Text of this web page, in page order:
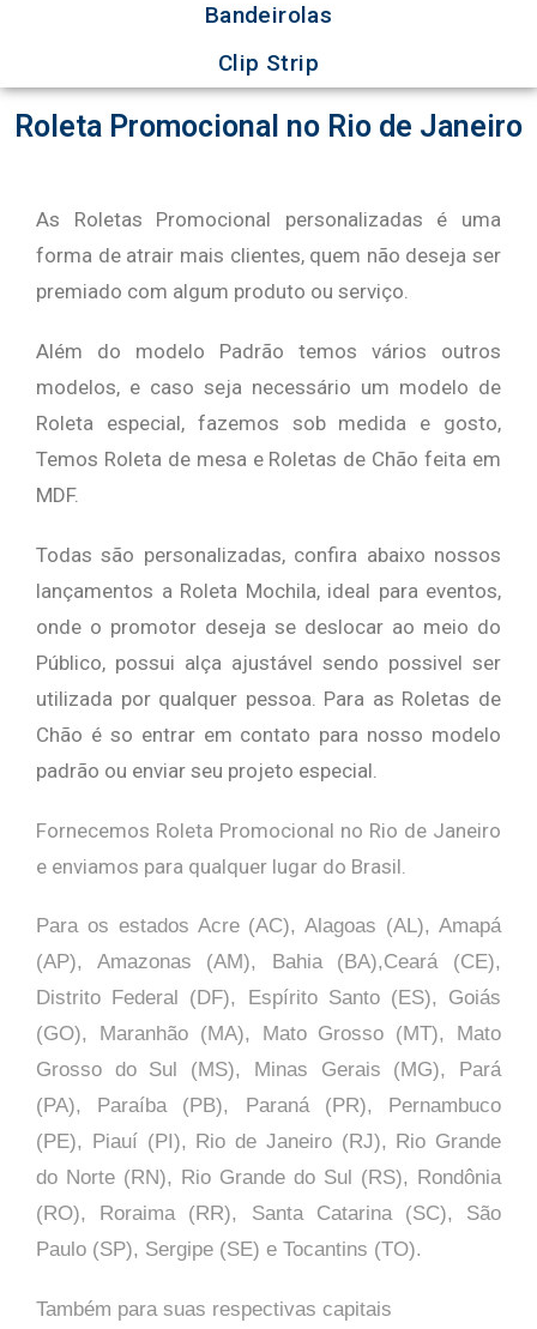
Bandeirolas
Clip Strip
Roleta Promocional no Rio de Janeiro
As Roletas Promocional personalizadas é uma
forma de atrair mais clientes, quem não deseja ser
premiado com algum produto ou serviço.
Além do modelo Padrão temos vários outros
modelos, e caso seja necessário um modelo de
Roleta especial, fazemos sob medida e gosto,
Temos Roleta de mesa e Roletas de Chão feita em
MDF.
Todas são personalizadas, confira abaixo nossos
lançamentos a Roleta Mochila, ideal para eventos,
onde o promotor deseja se deslocar ao meio do
Público, possui alça ajustável sendo possivel ser
utilizada por qualquer pessoa. Para as Roletas de
Chão é so entrar em contato para nosso modelo
padrão ou enviar seu projeto especial.
Fornecemos Roleta Promocional no Rio de Janeiro
e enviamos para qualquer lugar do Brasil.
Para os estados Acre (AC), Alagoas (AL), Amapá
(AP), Amazonas (AM), Bahia (BA),Ceará (CE),
Distrito Federal (DF), Espírito Santo (ES), Goiás
(GO), Maranhão (MA), Mato Grosso (MT), Mato
Grosso do Sul (MS), Minas Gerais (MG), Pará
(PA), Paraíba (PB), Paraná (PR), Pernambuco
(PE), Piauí (PI), Rio de Janeiro (RJ), Rio Grande
do Norte (RN), Rio Grande do Sul (RS), Rondônia
(RO), Roraima (RR), Santa Catarina (SC), São
Paulo (SP), Sergipe (SE) e Tocantins (TO).
Também para suas respectivas capitais